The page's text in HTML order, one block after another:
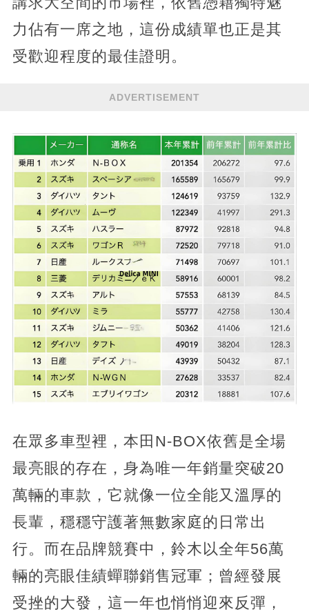
力佔有一席之地，這份成績單也正是其
受歡迎程度的最佳證明。
ADVERTISEMENT
在眾多車型裡，本田N-BOX依舊是全場
最亮眼的存在，身為唯一年銷量突破20
萬輛的車款，它就像一位全能又溫厚的
長輩，穩穩守護著無數家庭的日常出
行。而在品牌競賽中，鈴木以全年56萬
輛的亮眼佳績蟬聯銷售冠軍；曾經發展
受挫的大發，這一年也悄悄迎來反彈，